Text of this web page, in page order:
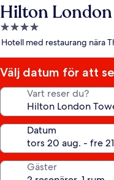
Hilton
4.0-
stjärnigt
Hotell med restaurang nära
Välj datum för att
Vart reser du?
Datum
Gäster